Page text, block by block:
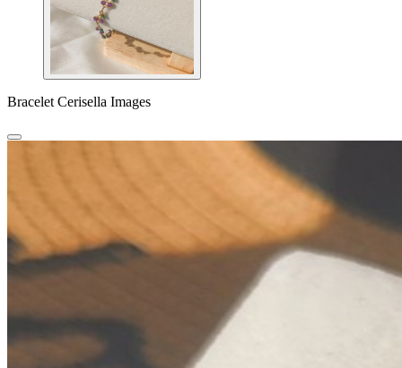
Bracelet Cerisella Images